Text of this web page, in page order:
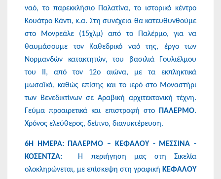
ναό, το παρεκκλήσιο Παλατίνα, το ιστορικό κέντρο
Κουάτρο Κάντι, κ.α. Στη συνέχεια θα κατευθυνθούμε
στο Μονρεάλε (15χλμ) από το Παλέρμο, για να
θαυμάσουμε τον Καθεδρικό ναό της, έργο των
Νορμανδών κατακτητών, του βασιλιά Γουλιέλμου
του ΙΙ, από τον 12ο αιώνα, με τα εκπληκτικά
μωσαϊκά, καθώς επίσης και το ιερό στο Μοναστήρι
των Βενεδικτίνων σε Αραβική αρχιτεκτονική τέχνη.
Γεύμα προαιρετικά και επιστροφή στο
ΠΑΛΕΡΜΟ.
Χρόνος ελεύθερος, δείπνο, διανυκτέρευση.
6Η ΗΜΕΡΑ: ΠΑΛΕΡΜΟ – ΚΕΦΑΛΟΥ - ΜΕΣΣΙΝΑ -
ΚΟΣΕΝΤΖΑ: Η περιήγηση μας στη Σικελία
ολοκληρώνεται, με επίσκεψη στη γραφική ΚΕΦΑΛΟΥ